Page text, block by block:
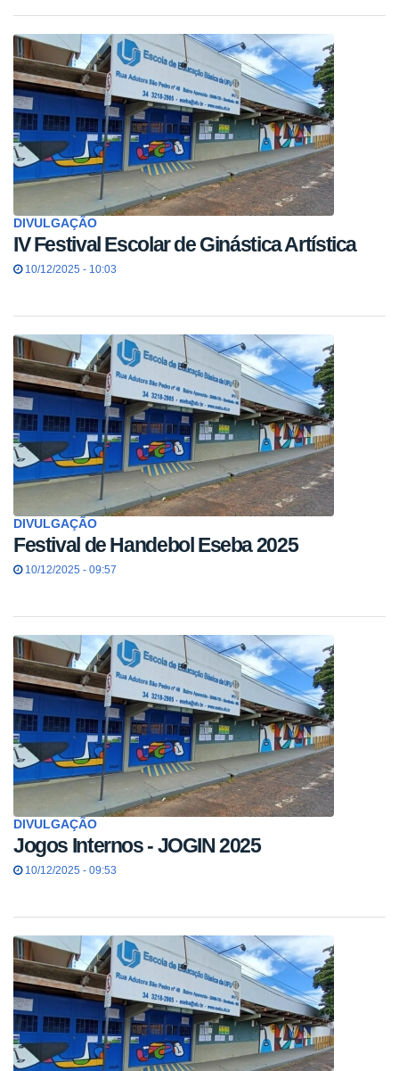
DIVULGAÇÃO
IV Festival Escolar de Ginástica Artística
10/12/2025 - 10:03
DIVULGAÇÃO
Festival de Handebol Eseba 2025
10/12/2025 - 09:57
DIVULGAÇÃO
Jogos Internos - JOGIN 2025
10/12/2025 - 09:53